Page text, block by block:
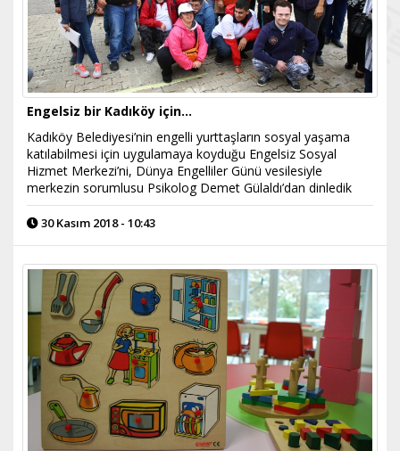
Engelsiz bir Kadıköy için…
Kadıköy Belediyesi’nin engelli yurttaşların sosyal yaşama
katılabilmesi için uygulamaya koyduğu Engelsiz Sosyal
Hizmet Merkezi’ni, Dünya Engelliler Günü vesilesiyle
merkezin sorumlusu Psikolog Demet Gülaldı’dan dinledik
30 Kasım 2018 - 10:43